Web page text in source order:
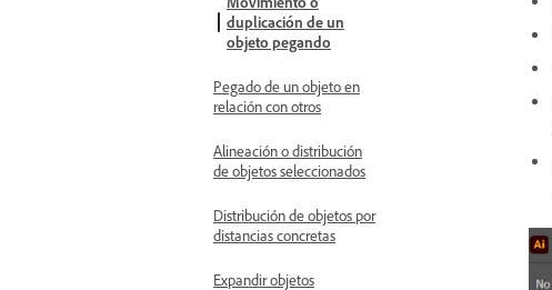
duplicación de un
objeto pegando
Pegado de un objeto en
relación con otros
Alineación o distribución
de objetos seleccionados
Distribución de objetos por
distancias concretas
Expandir objetos